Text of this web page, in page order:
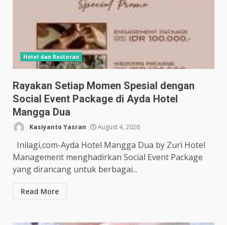
Hotel dan Restoran
Rayakan Setiap Momen Spesial dengan
Social Event Package di Ayda Hotel
Mangga Dua
Kasiyanto Yasran August 4, 2026
Inilagi,com-Ayda Hotel Mangga Dua by Zuri Hotel
Management menghadirkan Social Event Package
yang dirancang untuk berbagai...
Read More